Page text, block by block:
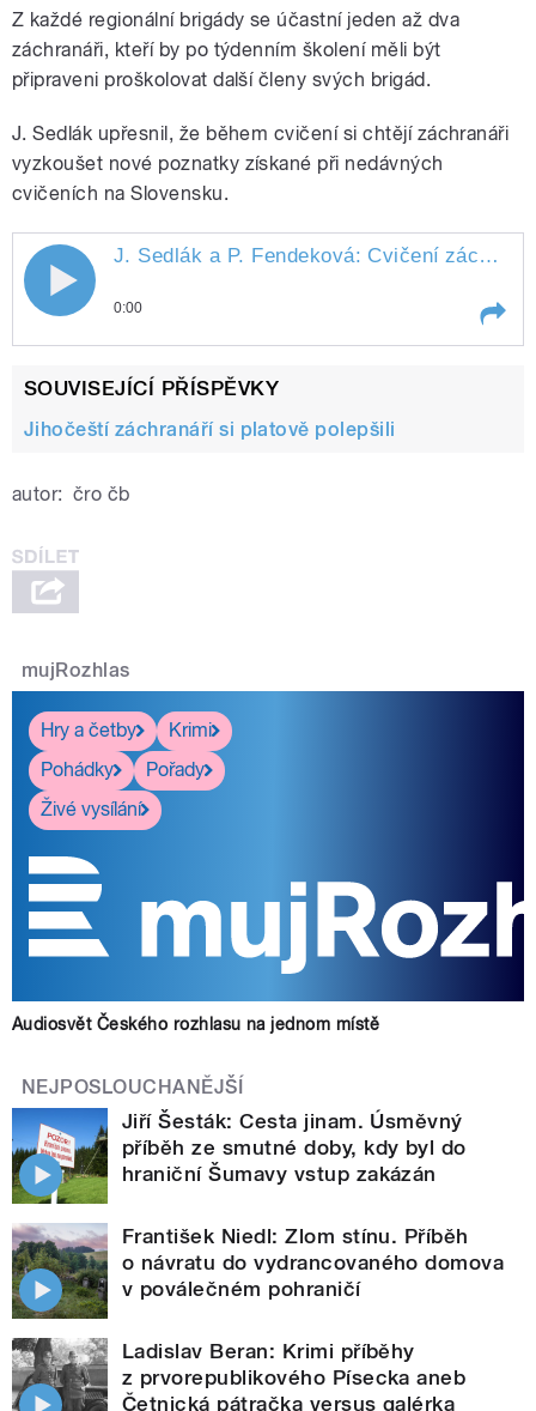
Z každé regionální brigády se účastní jeden až dva
záchranáři, kteří by po týdenním školení měli být
připraveni proškolovat další členy svých brigád.
J. Sedlák upřesnil, že během cvičení si chtějí záchranáři
vyzkoušet nové poznatky získané při nedávných
cvičeních na Slovensku.
pause
J. Sedlák a P. Fendeková: Cvičení záchranářů
0:00
Cvičení
SOUVISEJÍCÍ PŘÍSPĚVKY
Jihočeští záchranáří si platově polepšili
autor: čro čb
mujRozhlas
Hry a četby
Krimi
Pohádky
Pořady
Živé vysílání
Audiosvět Českého rozhlasu na jednom místě
NEJPOSLOUCHANĚJŠÍ
Jiří Šesták: Cesta jinam. Úsměvný
příběh ze smutné doby, kdy byl do
hraniční Šumavy vstup zakázán
František Niedl: Zlom stínu. Příběh
o návratu do vydrancovaného domova
v poválečném pohraničí
Ladislav Beran: Krimi příběhy
z prvorepublikového Písecka aneb
Četnická pátračka versus galérka